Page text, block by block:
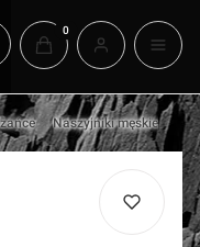
wyszukiwarkę
Produkty w koszyku:
Naszyjniki męskie